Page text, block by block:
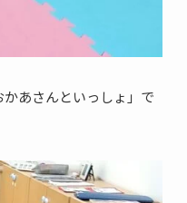
あさんといっしょ」で